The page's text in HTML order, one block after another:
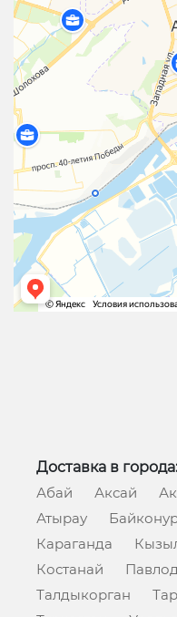
Доставка в города:
Абай
Аксай
Атырау
Караганда
Костанай
Талдыкорган